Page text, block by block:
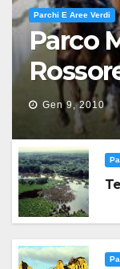
Parchi E Aree Verdi
Parco
Gen 9, 2010